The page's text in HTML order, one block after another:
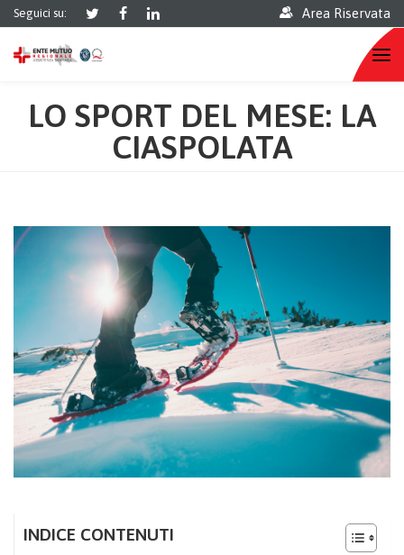
Seguici su: Area Riservata
LO SPORT DEL MESE: LA
CIASPOLATA
INDICE CONTENUTI